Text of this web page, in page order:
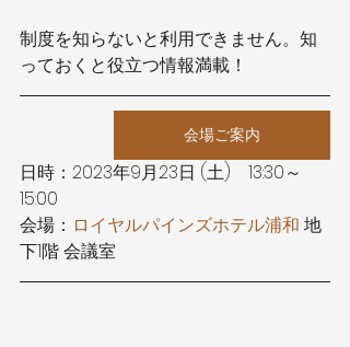
制度を知らないと利用できません。知
っておくと役立つ情報満載！
会場ご案内
日時：2023年9月23日 (土)　13:30～
15:00
会場： ロイヤルパインズホテル浦和 地
下1階 会議室